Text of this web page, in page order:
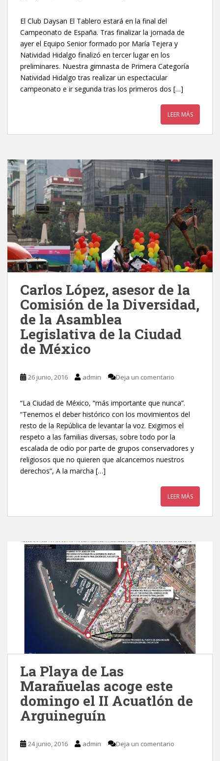
El Club Daysan El Tablero estará en la final del
Campeonato de España. Tras finalizar la jornada de
ayer el Equipo Senior formado por María Tejera y
Natividad Hidalgo finalizó en tercer lugar en los
preliminares. Nuestra gimnasta de Primera Categoría
Natividad Hidalgo tras realizar un espectacular
campeonato e ir segunda tras los primeros dos […]
LEER MÁS
Carlos López, asesor de la
Comisión de la Diversidad,
de la Asamblea
Legislativa de la Ciudad
de México
26 junio, 2016 admin Deja un comentario
“La Ciudad de México, “más importante que nunca”.
“Tenemos el deber histórico con los movimientos del
resto de la República de levantar la voz. Exigimos el
respeto a las familias diversas, sobre todo por la
escalada de odio por parte de grupos conservadores y
religiosos que no quieren que alcancemos nuestros
derechos”, A la marcha […]
LEER MÁS
La Playa de Las
Marañuelas acoge este
domingo el II Acuatlón de
Arguineguín
24 junio, 2016 admin Deja un comentario